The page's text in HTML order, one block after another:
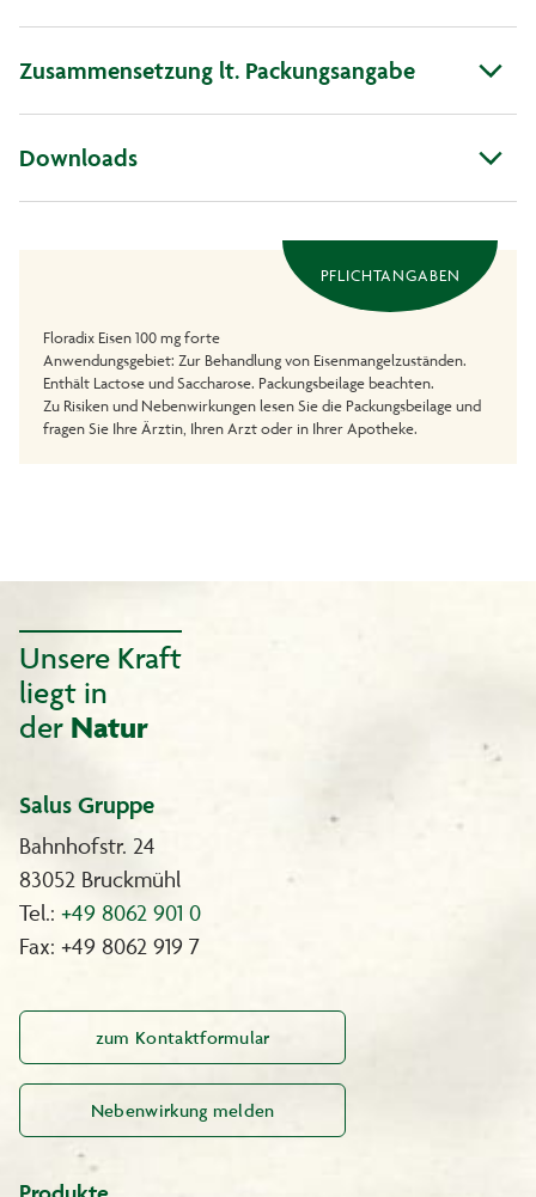
Zusammensetzung lt. Packungsangabe
Downloads
PFLICHTANGABEN
Floradix Eisen 100 mg forte
Anwendungsgebiet: Zur Behandlung von Eisenmangelzuständen.
Enthält Lactose und Saccharose. Packungsbeilage beachten.
Zu Risiken und Nebenwirkungen lesen Sie die Packungsbeilage und
fragen Sie Ihre Ärztin, Ihren Arzt oder in Ihrer Apotheke.
Unsere Kraft
liegt in
der Natur
Salus Gruppe
Bahnhofstr. 24
83052 Bruckmühl
Tel.: +49 8062 901 0
Fax: +49 8062 919 7
zum Kontaktformular
Nebenwirkung melden